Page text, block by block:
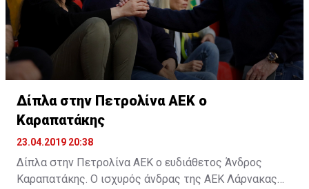
Δίπλα στην Πετρολίνα ΑΕΚ ο
Καραπατάκης
23.04.2019 20:38
Δίπλα στην Πετρολίνα ΑΕΚ ο ευδιάθετος Άνδρος
Καραπατάκης. Ο ισχυρός άνδρας της ΑΕΚ Λάρνακας